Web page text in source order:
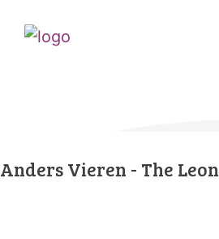
Anders Vieren - The